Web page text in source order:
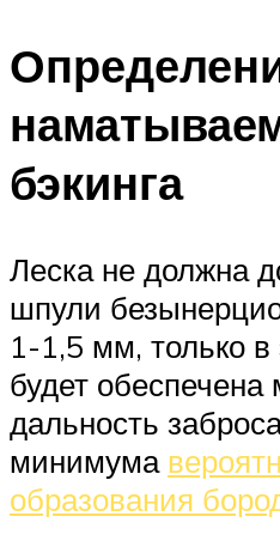
бэкинга
Леска не должна
шпули
1-1,5 мм, только в
будет
дальность
минимума
образования